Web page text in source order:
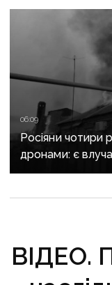
06:09
Росіяни чотири
дронами: є
ВІДЕО.